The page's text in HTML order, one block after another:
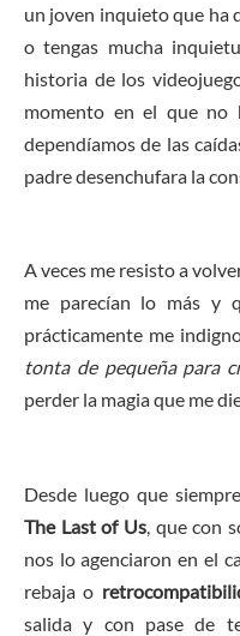
un joven inquieto que ha
o tengas mucha
historia de los
momento en el que no
dependíamos de las
padre desenchufara la
A veces me resisto a
me parecían lo más y
prácticamente me
tonta de pequeña para
perder la magia que me
Desde luego que
The Last of Us , que con
nos lo agenciaron en el
rebaja o
salida y con pase de